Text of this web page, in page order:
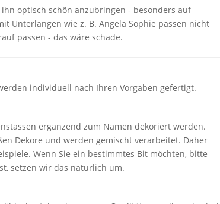
optisch schön anzubringen - besonders auf
Unterlängen wie z. B. Angela Sophie passen nicht
passen - das wäre schade.
individuell nach Ihren Vorgaben gefertigt.
ergänzend zum Namen dekoriert werden.
Dekore und werden gemischt verarbeitet. Daher
Wenn Sie ein bestimmtes Bit möchten, bitte
setzen wir das natürlich um.